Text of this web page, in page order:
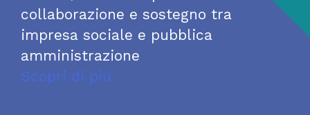
collaborazione e sostegno tra
impresa sociale e pubblica
amministrazione
Scopri di più